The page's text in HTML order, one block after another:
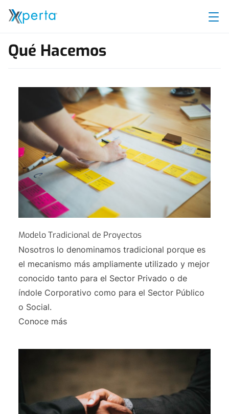
Qué Hacemos
Modelo Tradicional de Proyectos
Nosotros lo denominamos tradicional porque es
el mecanismo más ampliamente utilizado y mejor
conocido tanto para el Sector Privado o de
índole Corporativo como para el Sector Público
o Social.
Conoce más